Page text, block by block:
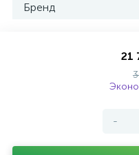
Бренд
21
-